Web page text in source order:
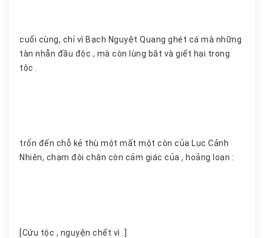
cuối cùng, chỉ vì Bạch Nguyệt Quang ghét cá mà những
tàn nhẫn đầu độc , mà còn lùng bắt và giết hại trong
tộc .
trốn đến chỗ kẻ thù một mất một còn của Lục Cảnh
Nhiên, chạm đôi chân còn cảm giác của , hoảng loạn :
[Cứu tộc , nguyện chết vì .]